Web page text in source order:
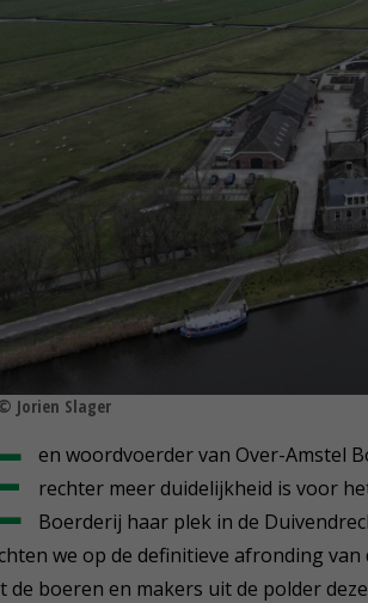
Jorien Slager
en woordvoerder van Over-Amstel
rechter meer duidelijkheid is voor
Boerderij haar plek in de
we op de definitieve afronding
de boeren en makers uit de polder